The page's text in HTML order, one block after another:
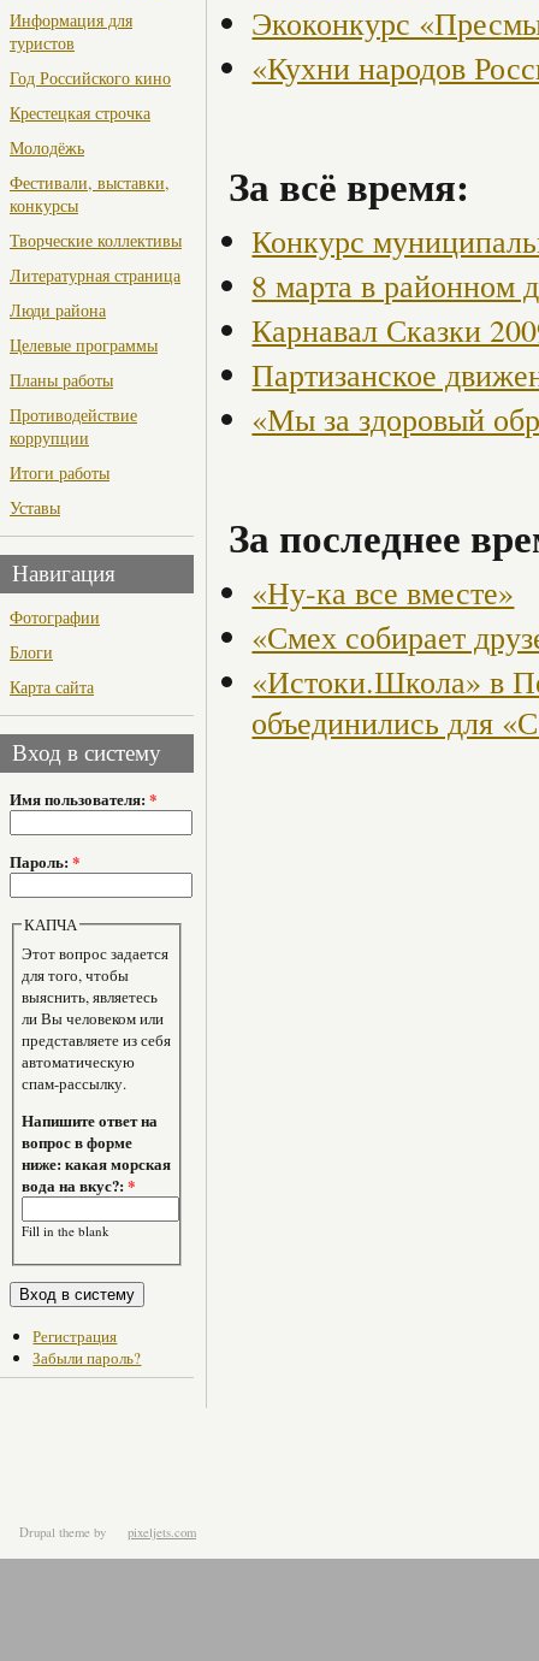
Информация для
туристов
Год Российского кино
Крестецкая строчка
Молодёжь
Фестивали, выставки,
конкурсы
Творческие коллективы
Литературная страница
Люди района
Целевые программы
Планы работы
Противодействие
коррупции
Итоги работы
Уставы
Навигация
Фотографии
Блоги
Карта сайта
Вход в систему
Имя пользователя: *
Пароль: *
КАПЧА
Этот вопрос задается
для того, чтобы
выяснить, являетесь
ли Вы человеком или
представляете из себя
автоматическую
спам-рассылку.
Напишите ответ на
вопрос в форме
ниже: какая морская
вода на вкус?:*
Fill in the blank
Регистрация
Забыли пароль?
Экоконкурс
«Кухни народов
За всё время:
Конкурс
8 марта в районном
Карнавал Сказки
Партизанское
«Мы за здоровый
За последнее
«Ну-ка все вместе»
«Смех собирает
«Истоки.Школа» в
объединились для
Drupal theme by pixeljets.com